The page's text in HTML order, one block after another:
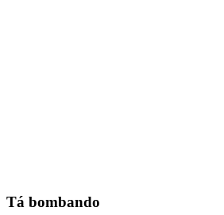
Tá bombando